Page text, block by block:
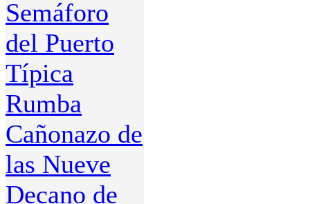
Semáforo
del Puerto
Típica
Rumba
Cañonazo de
las Nueve
Decano de